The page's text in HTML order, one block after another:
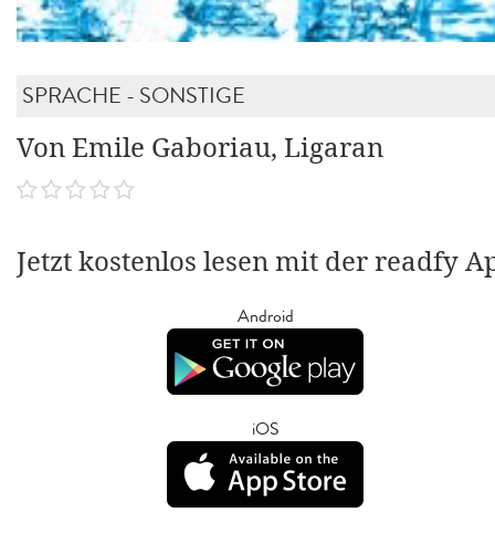
SPRACHE - SONSTIGE
Von Emile Gaboriau, Ligaran
Jetzt kostenlos lesen mit der readfy
Android
iOS